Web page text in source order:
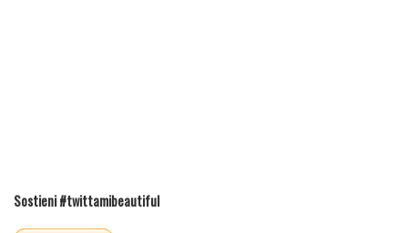
Sostieni #twittamibeautiful